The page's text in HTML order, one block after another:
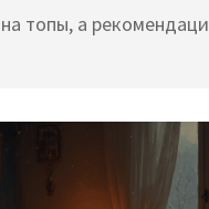
на топы, а
слуху, почему люди
не запутаться в море